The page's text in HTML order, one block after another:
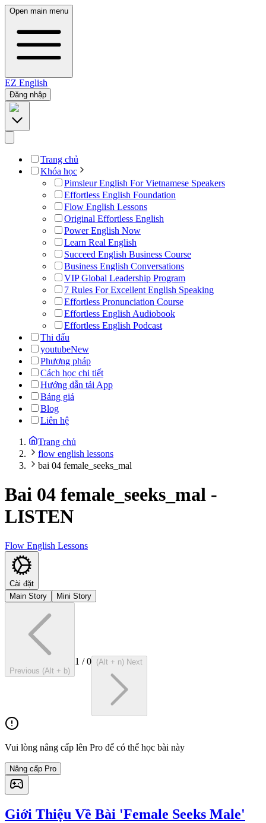
Open main menu
EZ English
Đăng nhập
Trang chủ
Khóa học
Pimsleur English For Vietnamese Speakers
Effortless English Foundation
Flow English Lessons
Original Effortless English
Power English Now
Learn Real English
Succeed English Business Course
Business English Conversations
VIP Global Leadership Program
7 Rules For Excellent English Speaking
Effortless Pronunciation Course
Effortless English Audiobook
Effortless English Podcast
Thi đấu
youtubeNew
Phương pháp
Cách học chi tiết
Hướng dẫn tải App
Bảng giá
Blog
Liên hệ
Trang chủ
flow english lessons
bai 04 female_seeks_mal
Bai 04 female_seeks_mal -
LISTEN
Flow English Lessons
Cài đặt
Main Story
Mini Story
Previous (Alt + b)
1 /0 (Alt + n) Next
Vui lòng nâng cấp lên Pro để có thể học bài này
Nâng cấp Pro
Giới Thiệu Về Bài 'Female Seeks Male'